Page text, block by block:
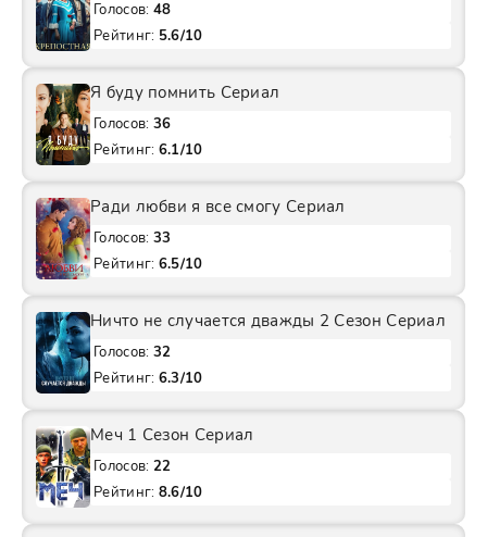
Голосов: 48
Рейтинг: 5.6/10
Я буду помнить Сериал
Голосов: 36
Рейтинг: 6.1/10
Ради любви я все смогу Сериал
Голосов: 33
Рейтинг: 6.5/10
Ничто не случается дважды 2 Сезон Сериал
Голосов: 32
Рейтинг: 6.3/10
Меч 1 Сезон Сериал
Голосов: 22
Рейтинг: 8.6/10